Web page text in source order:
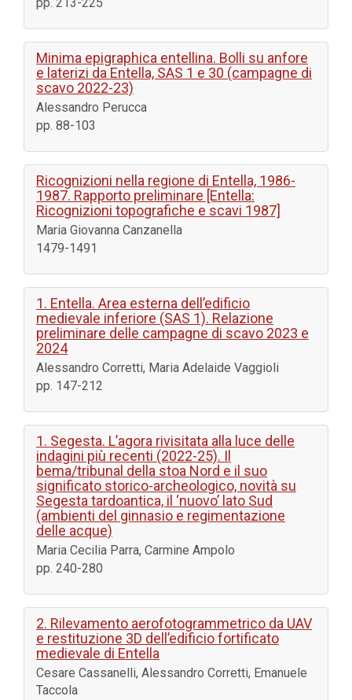
Minima epigraphica entellina. Bolli su anfore
e laterizi da Entella, SAS 1 e 30 (campagne di
scavo 2022-23)
Alessandro Perucca
pp. 88-103
Ricognizioni nella regione di Entella, 1986-
1987. Rapporto preliminare [Entella:
Ricognizioni topografiche e scavi 1987]
Maria Giovanna Canzanella
1479-1491
1. Entella. Area esterna dell’edificio
medievale inferiore (SAS 1). Relazione
preliminare delle campagne di scavo 2023 e
2024
Alessandro Corretti, Maria Adelaide Vaggioli
pp. 147-212
1. Segesta. L’agora rivisitata alla luce delle
indagini più recenti (2022-25). Il
bema/tribunal della stoa Nord e il suo
significato storico-archeologico, novità su
Segesta tardoantica, il ‘nuovo’ lato Sud
(ambienti del ginnasio e regimentazione
delle acque)
Maria Cecilia Parra, Carmine Ampolo
pp. 240-280
2. Rilevamento aerofotogrammetrico da UAV
e restituzione 3D dell’edificio fortificato
medievale di Entella
Cesare Cassanelli, Alessandro Corretti, Emanuele
Taccola